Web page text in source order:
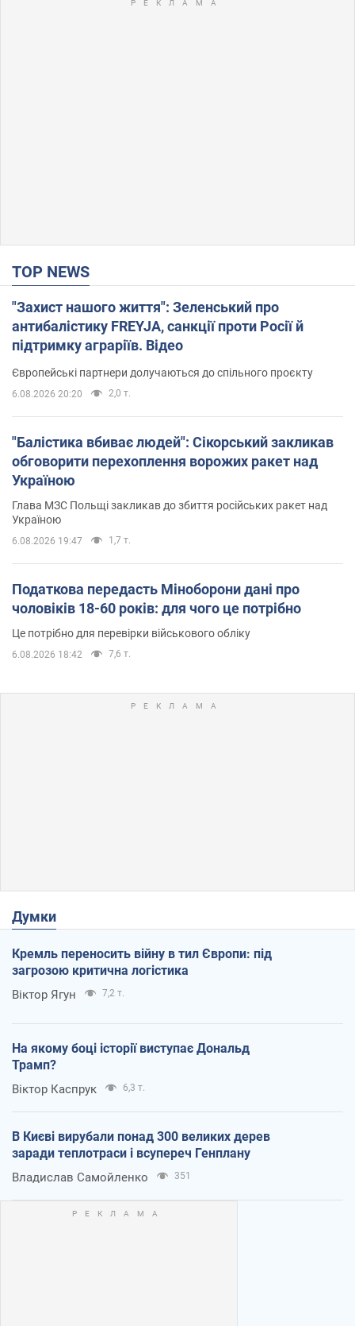
TOP NEWS
"Захист нашого життя": Зеленський про
антибалістику FREYJA, санкції проти Росії й
підтримку аграріїв. Відео
Європейські партнери долучаються до спільного проєкту
6.08.2026 20:20 2,0 т.
"Балістика вбиває людей": Сікорський закликав
обговорити перехоплення ворожих ракет над
Україною
Глава МЗС Польщі закликав до збиття російських ракет над
Україною
6.08.2026 19:47 1,7 т.
Податкова передасть Міноборони дані про
чоловіків 18-60 років: для чого це потрібно
Це потрібно для перевірки військового обліку
6.08.2026 18:42 7,6 т.
Думки
Кремль переносить війну в тил Європи: під
загрозою критична логістика
Віктор Ягун 7,2 т.
На якому боці історії виступає Дональд
Трамп?
Віктор Каспрук 6,3 т.
В Києві вирубали понад 300 великих дерев
заради теплотраси і всупереч Генплану
Владислав Самойленко 351